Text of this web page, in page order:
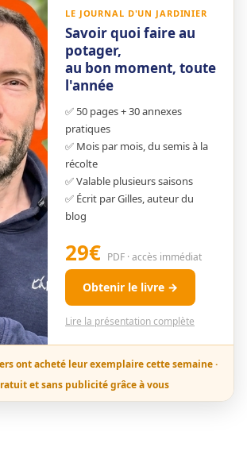
LE JOURNAL D'UN JARDINIER
Savoir quoi faire au
potager,
au bon moment, toute
l'année
✅ 50 pages + 30 annexes
pratiques
✅ Mois par mois, du semis à la
récolte
✅ Valable plusieurs saisons
✅ Écrit par Gilles, auteur du
blog
29€ PDF · accès immédiat
Obtenir le livre →
Lire la présentation complète
ont acheté leur exemplaire cette semaine ·
et sans publicité grâce à vous